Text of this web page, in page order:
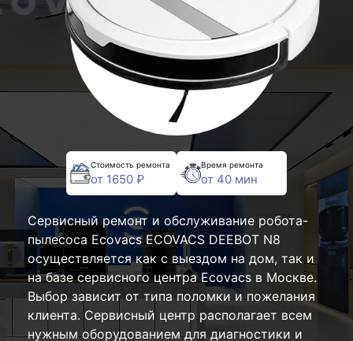
Стоимость ремонта
от 1650 ₽
Время ремонта
от 40 мин
Сервисный ремонт и обслуживание робота-
пылесоса Ecovacs ECOVACS DEEBOT N8
осуществляется как с выездом на дом, так и
на базе сервисного центра Ecovacs в Москве.
Выбор зависит от типа поломки и пожелания
клиента. Сервисный центр располагает всем
нужным оборудованием для диагностики и